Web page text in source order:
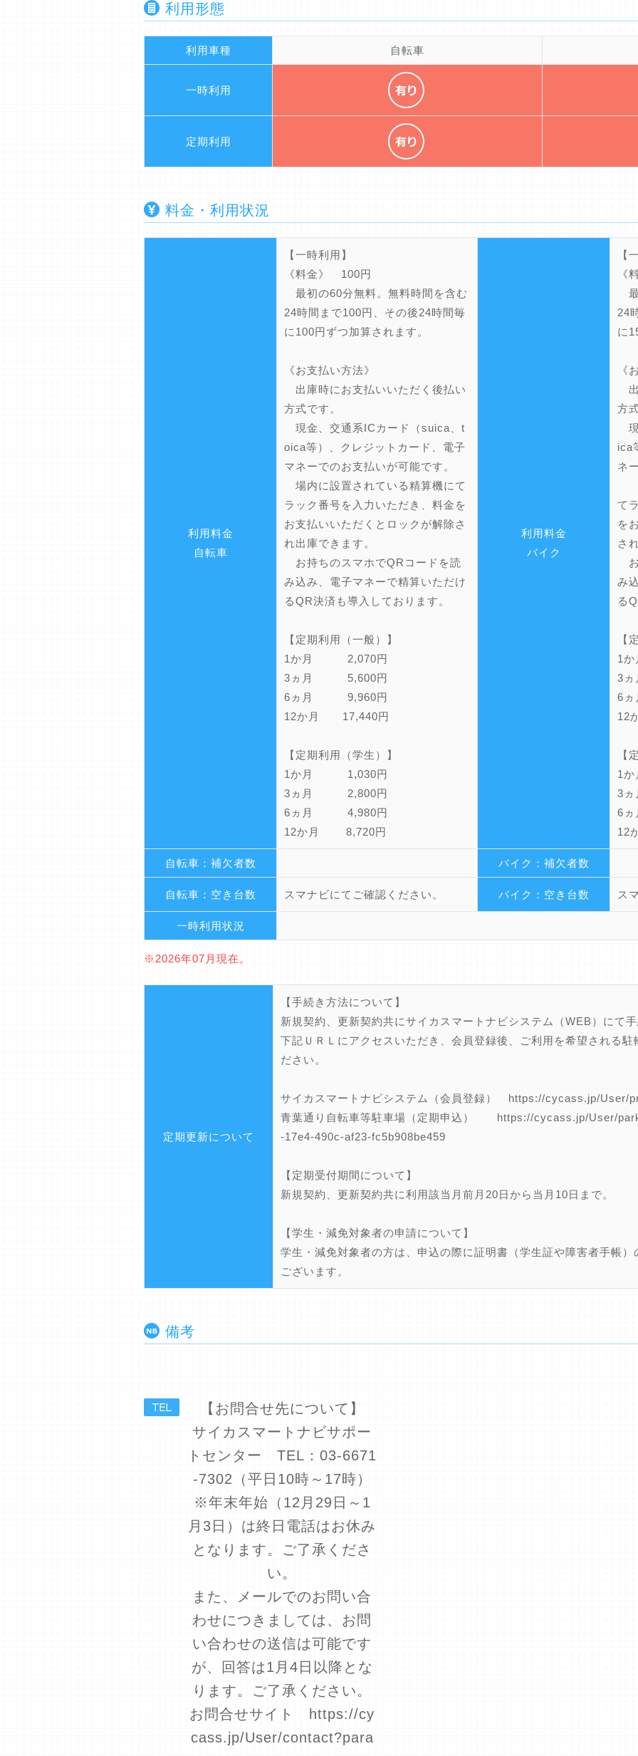
利用形態
利用車種 自転車
一時利用
定期利用
料金・利用状況
利用料金
自転車
【一時利用】
《料金》 100円
最初の60分無料。無料時間を含む
24時間まで100円、その後24時間毎
に100円ずつ加算されます。
《お支払い方法》
出庫時にお支払いいただく後払い
方式です。
現金、交通系ICカード（suica、t
oica等）、クレジットカード、電子
マネーでのお支払いが可能です。
場内に設置されている精算機にて
ラック番号を入力いただき、料金を
お支払いいただくとロックが解除さ
れ出庫できます。
お持ちのスマホでQRコードを読
み込み、電子マネーで精算いただけ
るQR決済も導入しております。
【定期利用（一般）】
1か月 2,070円
3ヵ月 5,600円
6ヵ月 9,960円
12か月 17,440円
【定期利用（学生）】
1か月 1,030円
3ヵ月 2,800円
6ヵ月 4,980円
12か月 8,720円
利用料金
バイク
【
《
最
24
に
《
出
方
現
ica
ネ
て
を
さ
お
み
る
【
1
3
6
12
【
1
3
6
12
自転車：補欠者数 バイク：補欠者数
自転車：空き台数 スマナビにてご確認ください。 バイク：空き台数 ス
一時利用状況
※2026年07月現在。
定期更新について
【手続き方法について】
新規契約、更新契約共にサイカスマートナビシステム（WEB）にて
下記ＵＲＬにアクセスいただき、会員登録後、ご利用を希望される
ださい。
サイカスマートナビシステム（会員登録） https://cycass.jp/User/
青葉通り自転車等駐車場（定期申込） https://cycass.jp/User/
-17e4-490c-af23-fc5b908be459
【定期受付期間について】
新規契約、更新契約共に利用該当月前月20日から当月10日まで。
【学生・減免対象者の申請について】
学生・減免対象者の方は、申込の際に証明書（学生証や障害者手帳
ございます。
備考
【お問合せ先について】
サイカスマートナビサポー
トセンター TEL：03-6671
-7302（平日10時～17時）
※年末年始（12月29日～1
月3日）は終日電話はお休み
となります。ご了承くださ
い。
また、メールでのお問い合
わせにつきましては、お問
い合わせの送信は可能です
が、回答は1月4日以降とな
ります。ご了承ください。
お問合せサイト https://cy
cass.jp/User/contact?para